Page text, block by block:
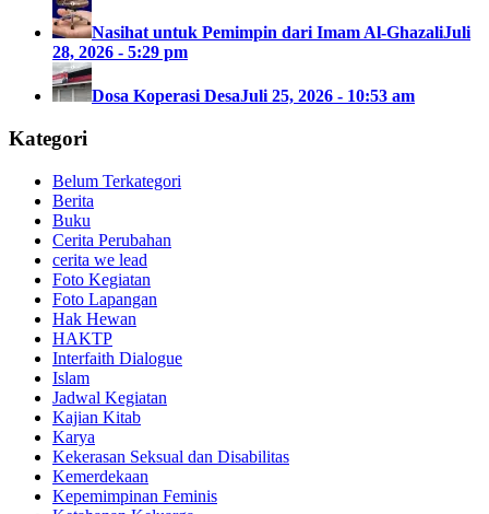
Nasihat untuk Pemimpin dari Imam Al-GhazaliJuli
28, 2026 - 5:29 pm
Dosa Koperasi DesaJuli 25, 2026 - 10:53 am
Kategori
Belum Terkategori
Berita
Buku
Cerita Perubahan
cerita we lead
Foto Kegiatan
Foto Lapangan
Hak Hewan
HAKTP
Interfaith Dialogue
Islam
Jadwal Kegiatan
Kajian Kitab
Karya
Kekerasan Seksual dan Disabilitas
Kemerdekaan
Kepemimpinan Feminis